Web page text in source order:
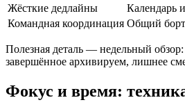
Жёсткие дедлайны
Календарь
Командная координация Общий борт
Полезная деталь — недельный
завершённое архивируем, лишнее
Фокус и время: